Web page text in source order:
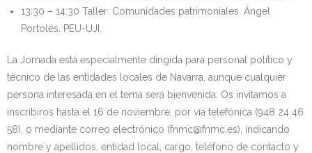
13:30 – 14:30 Taller: Comunidades patrimoniales. Ángel
Portolés. PEU-UJI.
La Jornada está especialmente dirigida para personal político y
técnico de las entidades locales de Navarra, aunque cualquier
persona interesada en el tema será bienvenida. Os invitamos a
inscribiros hasta el 16 de noviembre, por vía telefónica (948 24 46
58), o mediante correo electrónico (fnmc@fnmc.es), indicando
nombre y apellidos, entidad local, cargo, teléfono de contacto y